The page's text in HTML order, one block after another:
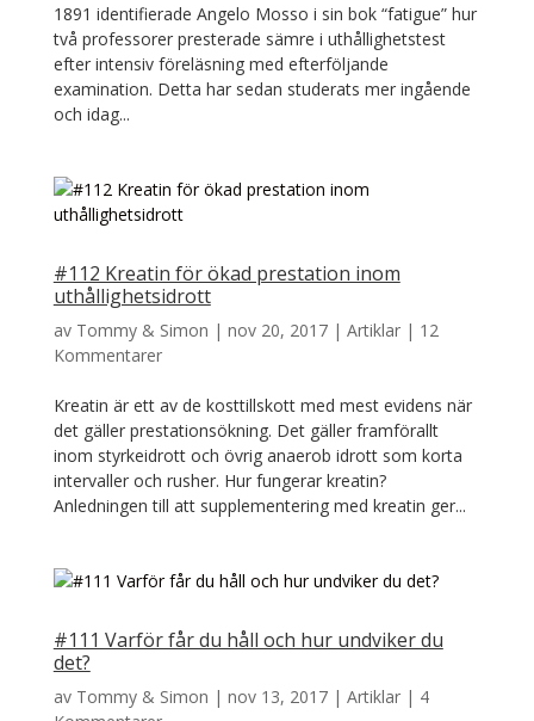
1891 identifierade Angelo Mosso i sin bok “fatigue” hur
två professorer presterade sämre i uthållighetstest
efter intensiv föreläsning med efterföljande
examination. Detta har sedan studerats mer ingående
och idag...
#112 Kreatin för ökad prestation inom
uthållighetsidrott
av Tommy & Simon | nov 20, 2017| Artiklar| 12
Kommentarer
Kreatin är ett av de kosttillskott med mest evidens när
det gäller prestationsökning. Det gäller framförallt
inom styrkeidrott och övrig anaerob idrott som korta
intervaller och rusher. Hur fungerar kreatin?
Anledningen till att supplementering med kreatin ger...
#111 Varför får du håll och hur undviker du
det?
av Tommy & Simon | nov 13, 2017| Artiklar| 4